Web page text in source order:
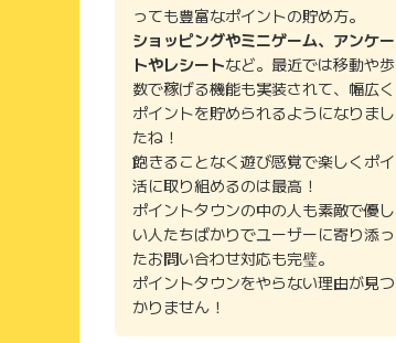
っても豊富なポイントの貯め方。
ショッピングやミニゲーム、アンケー
トやレシートなど。最近では移動や歩
数で稼げる機能も実装されて、幅広く
ポイントを貯められるようになりまし
たね！
飽きることなく遊び感覚で楽しくポイ
活に取り組めるのは最高！
ポイントタウンの中の人も素敵で優し
い人たちばかりでユーザーに寄り添っ
たお問い合わせ対応も完璧。
ポイントタウンをやらない理由が見つ
かりません！